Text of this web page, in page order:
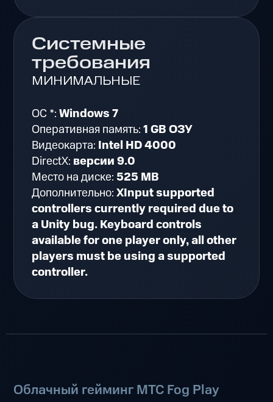
Системные
требования
МИНИМАЛЬНЫЕ
ОС *:Windows 7
Оперативная память:1 GB ОЗУ
Видеокарта: Intel HD 4000
DirectX: версии 9.0
Место на диске:525 MB
Дополнительно:XInput supported
controllers currently required due to
a Unity bug. Keyboard controls
available for one player only, all other
players must be using a supported
controller.
Облачный гейминг МТС Fog Play